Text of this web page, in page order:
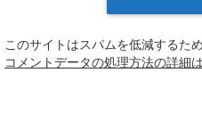
このサイトはスパムを低減するた
コメントデータの処理方法の詳細